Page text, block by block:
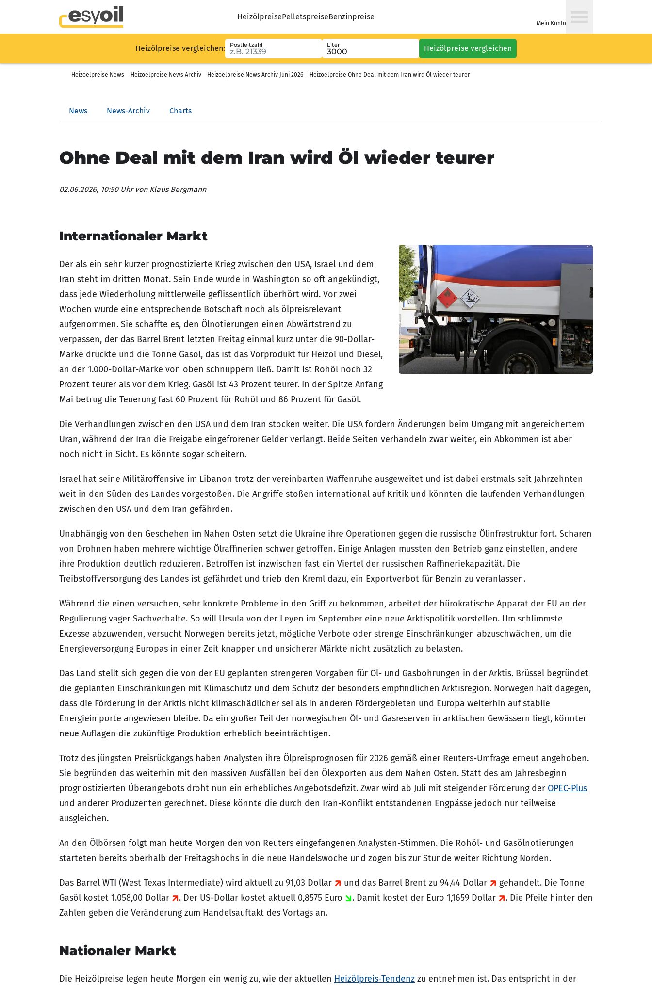
HeizölpreisePelletspreiseBenzinpreise
Mein Konto
Heizölpreise vergleichen: Postleitzahl Liter Heizölpreise vergleichen
Heizoelpreise News Heizoelpreise News Archiv Heizoelpreise News Archiv Juni 2026 Heizoelpreise Ohne Deal mit dem Iran wird Öl wieder teurer
News News-Archiv Charts
Ohne Deal mit dem Iran wird Öl wieder teurer
02.06.2026, 10:50 Uhrvon Klaus Bergmann
Internationaler Markt
Der als ein sehr kurzer prognostizierte Krieg zwischen den USA, Israel und dem
Iran steht im dritten Monat. Sein Ende wurde in Washington so oft angekündigt,
dass jede Wiederholung mittlerweile geflissentlich überhört wird. Vor zwei
Wochen wurde eine entsprechende Botschaft noch als ölpreisrelevant
aufgenommen. Sie schaffte es, den Ölnotierungen einen Abwärtstrend zu
verpassen, der das Barrel Brent letzten Freitag einmal kurz unter die 90-Dollar-
Marke drückte und die Tonne Gasöl, das ist das Vorprodukt für Heizöl und Diesel,
an der 1.000-Dollar-Marke von oben schnuppern ließ. Damit ist Rohöl noch 32
Prozent teurer als vor dem Krieg. Gasöl ist 43 Prozent teurer. In der Spitze Anfang
Mai betrug die Teuerung fast 60 Prozent für Rohöl und 86 Prozent für Gasöl.
Die Verhandlungen zwischen den USA und dem Iran stocken weiter. Die USA fordern Änderungen beim Umgang mit angereichertem
Uran, während der Iran die Freigabe eingefrorener Gelder verlangt. Beide Seiten verhandeln zwar weiter, ein Abkommen ist aber
noch nicht in Sicht. Es könnte sogar scheitern.
Israel hat seine Militäroffensive im Libanon trotz der vereinbarten Waffenruhe ausgeweitet und ist dabei erstmals seit Jahrzehnten
weit in den Süden des Landes vorgestoßen. Die Angriffe stoßen international auf Kritik und könnten die laufenden Verhandlungen
zwischen den USA und dem Iran gefährden.
Unabhängig von den Geschehen im Nahen Osten setzt die Ukraine ihre Operationen gegen die russische Ölinfrastruktur fort. Scharen
von Drohnen haben mehrere wichtige Ölraffinerien schwer getroffen. Einige Anlagen mussten den Betrieb ganz einstellen, andere
ihre Produktion deutlich reduzieren. Betroffen ist inzwischen fast ein Viertel der russischen Raffineriekapazität. Die
Treibstoffversorgung des Landes ist gefährdet und trieb den Kreml dazu, ein Exportverbot für Benzin zu veranlassen.
Während die einen versuchen, sehr konkrete Probleme in den Griff zu bekommen, arbeitet der bürokratische Apparat der EU an der
Regulierung vager Sachverhalte. So will Ursula von der Leyen im September eine neue Arktispolitik vorstellen. Um schlimmste
Exzesse abzuwenden, versucht Norwegen bereits jetzt, mögliche Verbote oder strenge Einschränkungen abzuschwächen, um die
Energieversorgung Europas in einer Zeit knapper und unsicherer Märkte nicht zusätzlich zu belasten.
Das Land stellt sich gegen die von der EU geplanten strengeren Vorgaben für Öl- und Gasbohrungen in der Arktis. Brüssel begründet
die geplanten Einschränkungen mit Klimaschutz und dem Schutz der besonders empfindlichen Arktisregion. Norwegen hält dagegen,
dass die Förderung in der Arktis nicht klimaschädlicher sei als in anderen Fördergebieten und Europa weiterhin auf stabile
Energieimporte angewiesen bleibe. Da ein großer Teil der norwegischen Öl- und Gasreserven in arktischen Gewässern liegt, könnten
neue Auflagen die zukünftige Produktion erheblich beeinträchtigen.
Trotz des jüngsten Preisrückgangs haben Analysten ihre Ölpreisprognosen für 2026 gemäß einer Reuters-Umfrage erneut angehoben.
Sie begründen das weiterhin mit den massiven Ausfällen bei den Ölexporten aus dem Nahen Osten. Statt des am Jahresbeginn
prognostizierten Überangebots droht nun ein erhebliches Angebotsdefizit. Zwar wird ab Juli mit steigender Förderung der OPEC-Plus
und anderer Produzenten gerechnet. Diese könnte die durch den Iran-Konflikt entstandenen Engpässe jedoch nur teilweise
ausgleichen.
An den Ölbörsen folgt man heute Morgen den von Reuters eingefangenen Analysten-Stimmen. Die Rohöl- und Gasölnotierungen
starteten bereits oberhalb der Freitagshochs in die neue Handelswoche und zogen bis zur Stunde weiter Richtung Norden.
Das Barrel WTI (West Texas Intermediate) wird aktuell zu 91,03 Dollar und das Barrel Brent zu 94,44 Dollar
gehandelt. Die Tonne
Gasöl kostet 1.058,00 Dollar
. Der US-Dollar kostet aktuell 0,8575 Euro . Damit kostet der Euro 1,1659 Dollar
. Die Pfeile hinter den
Zahlen geben die Veränderung zum Handelsauftakt des Vortags an.
Nationaler Markt
Die Heizölpreise legen heute Morgen ein wenig zu, wie der aktuellen Heizölpreis-Tendenz zu entnehmen ist. Das entspricht in der